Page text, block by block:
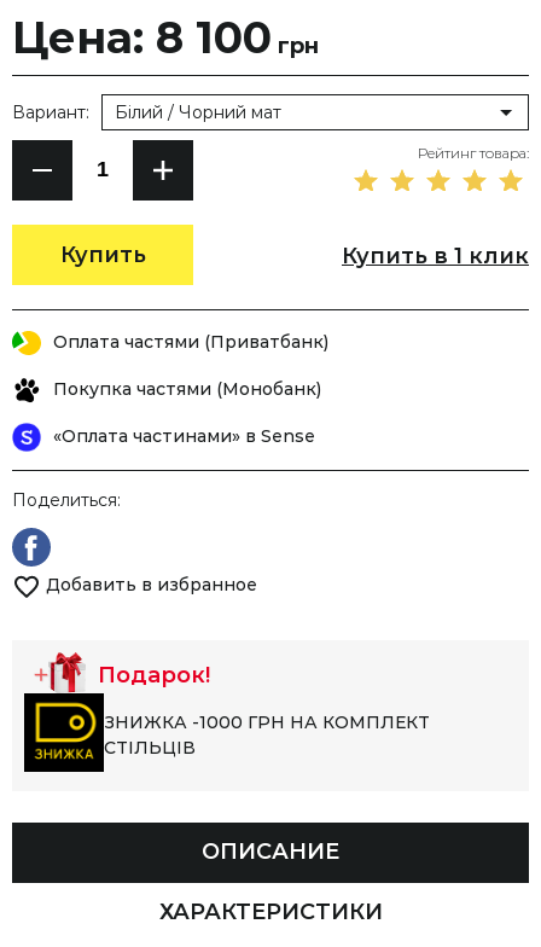
Цена: 8 100 грн
Купить
Вариант: Білий / Чорний мат
Рейтинг товара:
Купить в 1 клик
Оплата частями (Приватбанк)
Покупка частями (Монобанк)
«Оплата частинами» в Sense
Поделиться:
Добавить в избранное
Подарок!
ЗНИЖКА -1000 ГРН НА КОМПЛЕКТ
СТІЛЬЦІВ
ОПИСАНИЕ
ХАРАКТЕРИСТИКИ